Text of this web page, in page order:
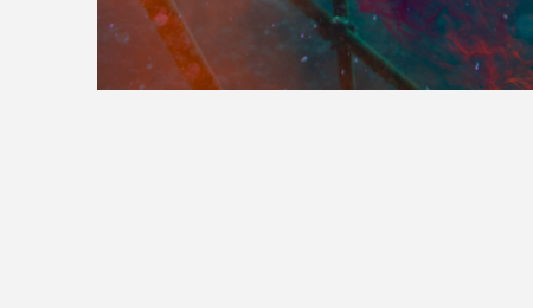
>>全国の取り扱い店舗